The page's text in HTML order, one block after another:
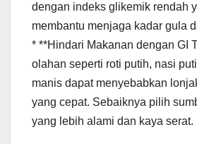
dengan indeks glikemik rendah
membantu menjaga kadar gula
* **Hindari Makanan dengan GI
olahan seperti roti putih, nasi
manis dapat menyebabkan
yang cepat. Sebaiknya pilih
yang lebih alami dan kaya serat.